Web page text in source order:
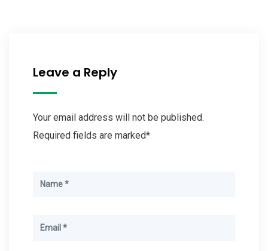
Leave a Reply
Your email address will not be published.
Required fields are marked*